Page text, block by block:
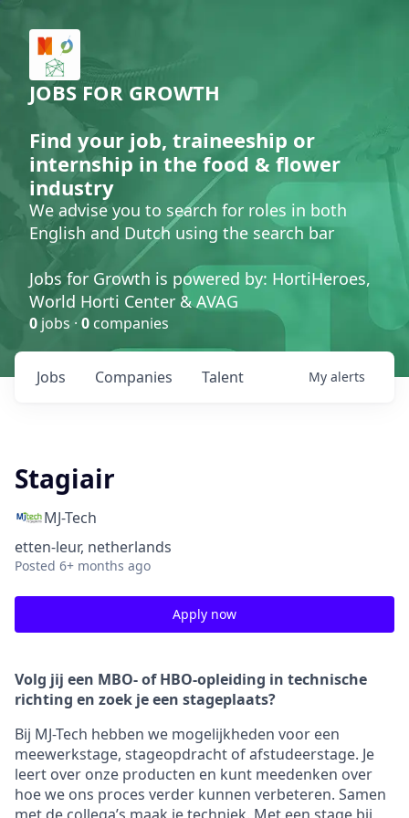
JOBS FOR GROWTH
Find your job, traineeship or
internship in the food & flower
industry
We advise you to search for roles in both
English and Dutch using the search bar
Jobs for Growth is powered by: HortiHeroes,
World Horti Center & AVAG
0 jobs · 0 companies
Jobs Companies Talent My alerts
Stagiair
MJ-Tech
etten-leur, netherlands
Posted 6+ months ago
Apply now
Volg jij een MBO- of HBO-opleiding in technische
richting en zoek je een stageplaats?
Bij MJ-Tech hebben we mogelijkheden voor een
meewerkstage, stageopdracht of afstudeerstage. Je
leert over onze producten en kunt meedenken over
hoe we ons proces verder kunnen verbeteren. Samen